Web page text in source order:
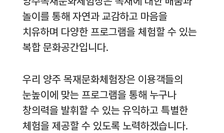
놀이를 통해 자연과 교감하고 마음을
치유하며 다양한 프로그램을 체험할 수 있는
복합 문화공간입니다.
우리 양주 목재문화체험장은 이용객들의
눈높이에 맞는 프로그램을 통해 누구나
창의력을 발휘할 수 있는 유익하고 특별한
체험을 제공할 수 있도록 노력하겠습니다.